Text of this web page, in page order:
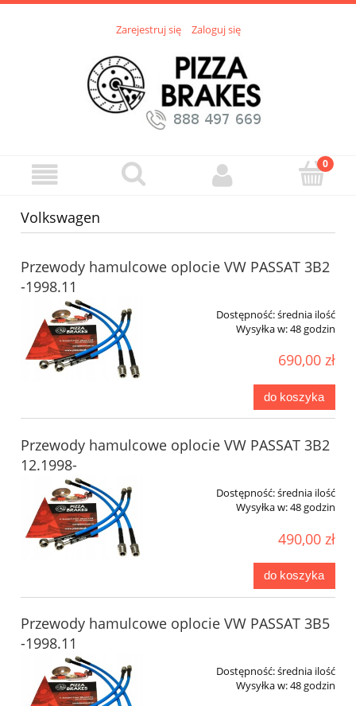
Zarejestruj się Zaloguj się
Volkswagen
Przewody hamulcowe oplocie VW PASSAT 3B2
-1998.11
Dostępność:średnia ilość
Wysyłka w:48 godzin
690,00 zł
do koszyka
Przewody hamulcowe oplocie VW PASSAT 3B2
12.1998-
Dostępność:średnia ilość
Wysyłka w:48 godzin
490,00 zł
do koszyka
Przewody hamulcowe oplocie VW PASSAT 3B5
-1998.11
Dostępność:średnia ilość
Wysyłka w:48 godzin